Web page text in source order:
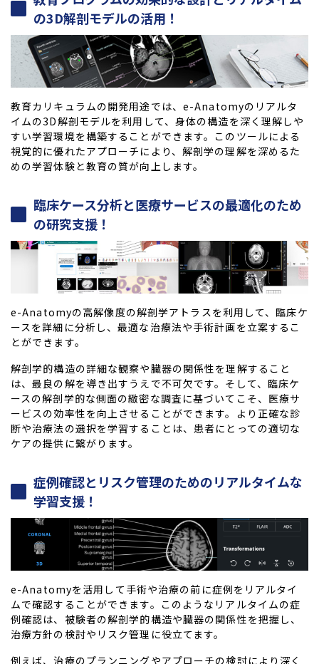
の3D解剖モデルの活用！
教育カリキュラムの開発用途では、e-Anatomyのリアルタ
イムの3D解剖モデルを利用して、身体の構造を深く理解しや
すい学習環境を構築することができます。このツールによる
視覚的に優れたアプローチにより、解剖学の理解を深めるた
めの学習体験と教育の質が向上します。
臨床ケース分析と医療サービスの最適化のため
の研究支援！
e-Anatomyの高解像度の解剖学アトラスを利用して、臨床ケ
ースを詳細に分析し、最適な治療法や手術計画を立案するこ
とができます。
解剖学的構造の詳細な観察や臓器の関係性を理解すること
は、最良の解を導き出すうえで不可欠です。そして、臨床ケ
ースの解剖学的な側面の緻密な調査に基づいてこそ、医療サ
ービスの効率性を向上させることができます。より正確な診
断や治療法の選択を学習することは、患者にとっての適切な
ケアの提供に繋がります。
症例確認とリスク管理のためのリアルタイムな
学習支援！
e-Anatomyを活用して手術や治療の前に症例をリアルタイ
ムで確認することができます。このようなリアルタイムの症
例確認は、被験者の解剖学的構造や臓器の関係性を把握し、
治療方針の検討やリスク管理に役立てます。
例えば、治療のプランニングやアプローチの検討により深く